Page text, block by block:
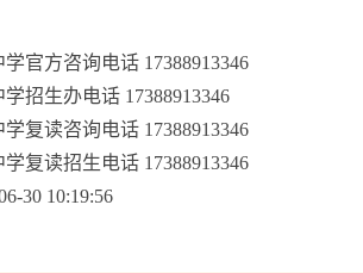
官方咨询电话 17388913346
招生办电话 17388913346
复读咨询电话 17388913346
复读招生电话 17388913346
30 10:19:56